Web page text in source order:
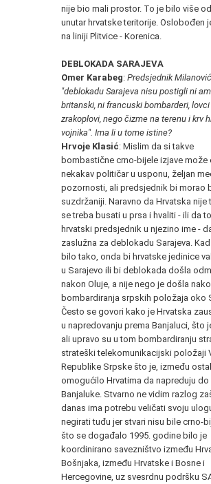
nije bio mali prostor. To je bilo više
unutar hrvatske teritorije. Oslobođen
na liniji Plitvice - Korenica.
DEBLOKADA SARAJEVA
Omer Karabeg: Predsjednik
"deblokadu Sarajeva nisu postigli ni
britanski, ni francuski bombarderi, lovci
zrakoplovi, nego čizme na terenu i krv
vojnika". Ima li u tome istine?
Hrvoje Klasić: Mislim da si takve
bombastične crno-bijele izjave
nekakav političar u usponu, željan
pozornosti, ali predsjednik bi morao
suzdržaniji. Naravno da Hrvatska nije
se treba busati u prsa i hvaliti - ili da
hrvatski predsjednik u njezino ime -
zaslužna za deblokadu Sarajeva.
bilo tako, onda bi hrvatske jedinice
u Sarajevo ili bi deblokada došla
nakon Oluje, a nije nego je došla
bombardiranja srpskih položaja oko
Često se govori kako je Hrvatska
u napredovanju prema Banjaluci, što
ali upravo su u tom bombardiranju
strateški telekomunikacijski položaji
Republike Srpske što je, između
omogućilo Hrvatima da napreduju do
Banjaluke. Stvarno ne vidim razlog
danas ima potrebu veličati svoju
negirati tuđu jer stvari nisu bile crno-
što se događalo 1995. godine bilo je
koordinirano savezništvo između
Bošnjaka, između Hrvatske i Bosne i
Hercegovine, uz svesrdnu podršku